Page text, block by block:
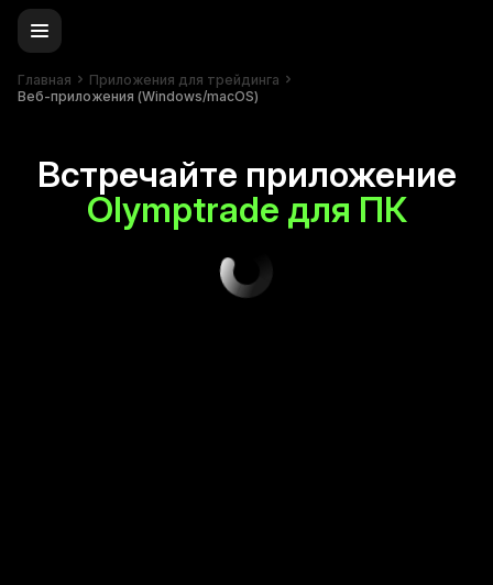
Главная
Приложения для трейдинга
Веб-приложения (Windows/macOS)
Встречайте приложение
Olymptrade для ПК